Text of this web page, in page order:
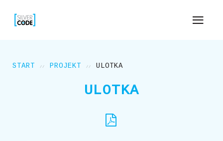
START PROJEKT ULOTKA
ULOTKA